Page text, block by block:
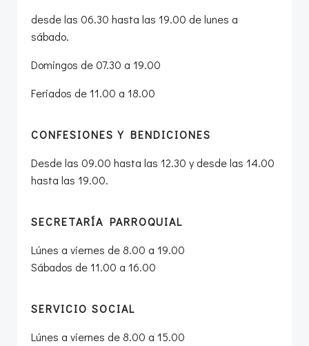
desde las 06.30 hasta las 19.00 de lunes a
sábado.
Domingos de 07.30 a 19.00
Feriados de 11.00 a 18.00
CONFESIONES Y BENDICIONES
Desde las 09.00 hasta las 12.30 y desde las 14.00
hasta las 19.00.
SECRETARÍA PARROQUIAL
Lúnes a viernes de 8.00 a 19.00
Sábados de 11.00 a 16.00
SERVICIO SOCIAL
Lúnes a viernes de 8.00 a 15.00